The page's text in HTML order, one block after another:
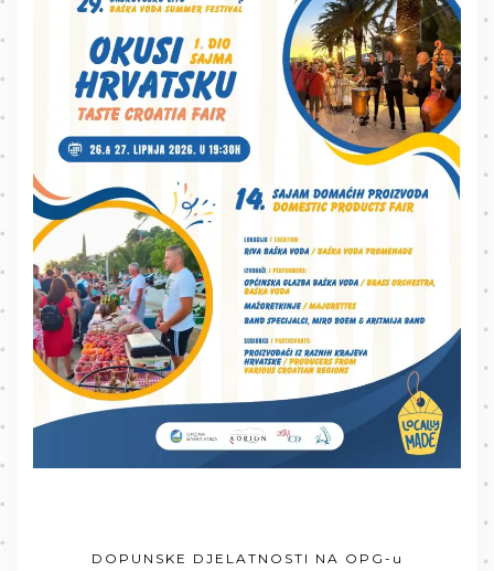
DOPUNSKE DJELATNOSTI NA OPG-u